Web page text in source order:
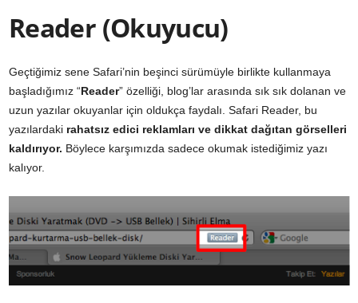
Reader (Okuyucu)
Geçtiğimiz sene Safari’nin beşinci sürümüyle birlikte kullanmaya
başladığımız “Reader” özelliği, blog’lar arasında sık sık dolanan ve
uzun yazılar okuyanlar için oldukça faydalı. Safari Reader, bu
yazılardaki rahatsız edici reklamları ve dikkat dağıtan görselleri
kaldırıyor. Böylece karşımızda sadece okumak istediğimiz yazı
kalıyor.